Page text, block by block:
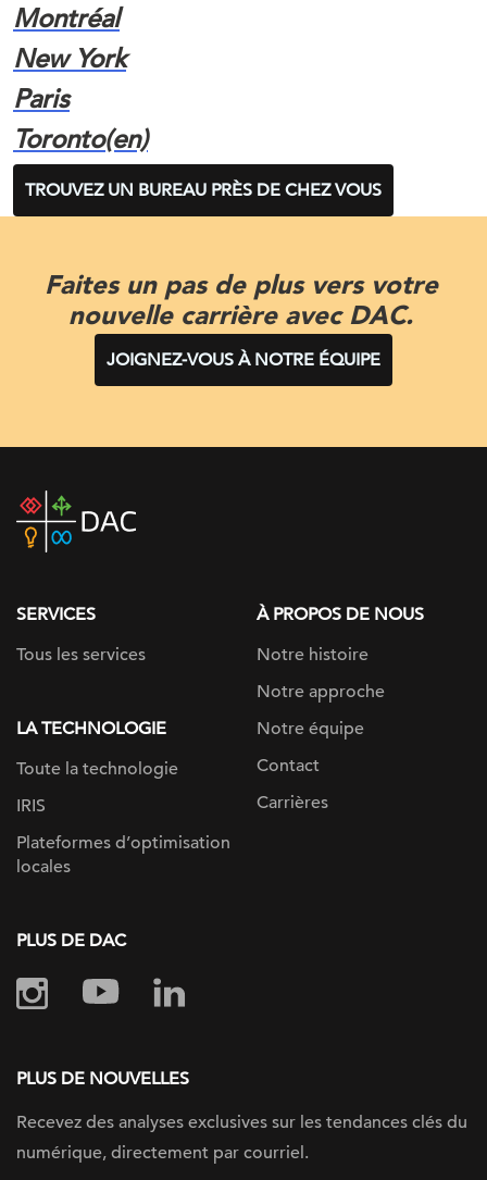
Montréal
New York
Paris
Toronto(en)
TROUVEZ UN BUREAU PRÈS DE CHEZ VOUS
Faites un pas de plus vers votre
nouvelle carrière avec DAC.
JOIGNEZ-VOUS À NOTRE ÉQUIPE
home
SERVICES
Tous les services
LA TECHNOLOGIE
Toute la technologie
IRIS
Plateformes d’optimisation
locales
À PROPOS DE NOUS
Notre histoire
Notre approche
Notre équipe
Contact
Carrières
PLUS DE DAC
PLUS DE NOUVELLES
Recevez des analyses exclusives sur les tendances clés du
numérique, directement par courriel.